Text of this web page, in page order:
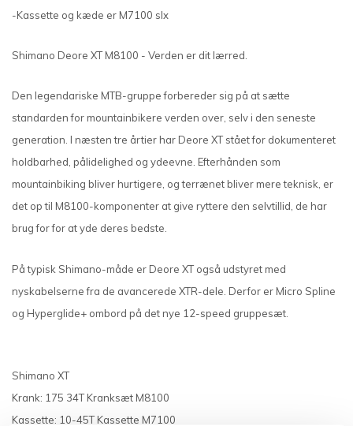
-Kassette og kæde er M7100 slx
Shimano Deore XT M8100 - Verden er dit lærred.
Den legendariske MTB-gruppe forbereder sig på at sætte
standarden for mountainbikere verden over, selv i den seneste
generation. I næsten tre årtier har Deore XT stået for dokumenteret
holdbarhed, pålidelighed og ydeevne. Efterhånden som
mountainbiking bliver hurtigere, og terrænet bliver mere teknisk, er
det op til M8100-komponenter at give ryttere den selvtillid, de har
brug for for at yde deres bedste.
På typisk Shimano-måde er Deore XT også udstyret med
nyskabelserne fra de avancerede XTR-dele. Derfor er Micro Spline
og Hyperglide+ ombord på det nye 12-speed gruppesæt.
Shimano XT
Krank: 175 34T Kranksæt M8100
Kassette: 10-45T Kassette M7100